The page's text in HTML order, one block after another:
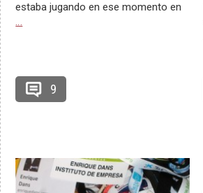
estaba jugando en ese momento en
…
9